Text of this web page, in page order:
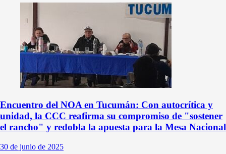
Encuentro del NOA en Tucumán: Con autocrítica y
unidad, la CCC reafirma su compromiso de "sostener
el rancho" y redobla la apuesta para la Mesa Nacional
30 de junio de 2025